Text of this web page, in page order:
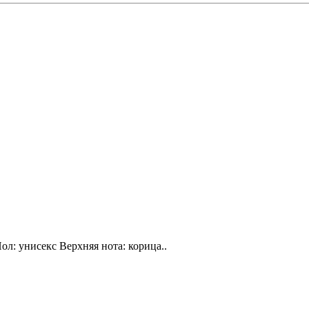
унисекс Верхняя нота: корица..